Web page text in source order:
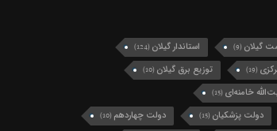
گیلان (9) استاندار گیلان (124)
(19) توزیع برق گیلان (10)
خامنه‌ای (15)
دولت پزشکیان (15) دولت چهاردهم (10)